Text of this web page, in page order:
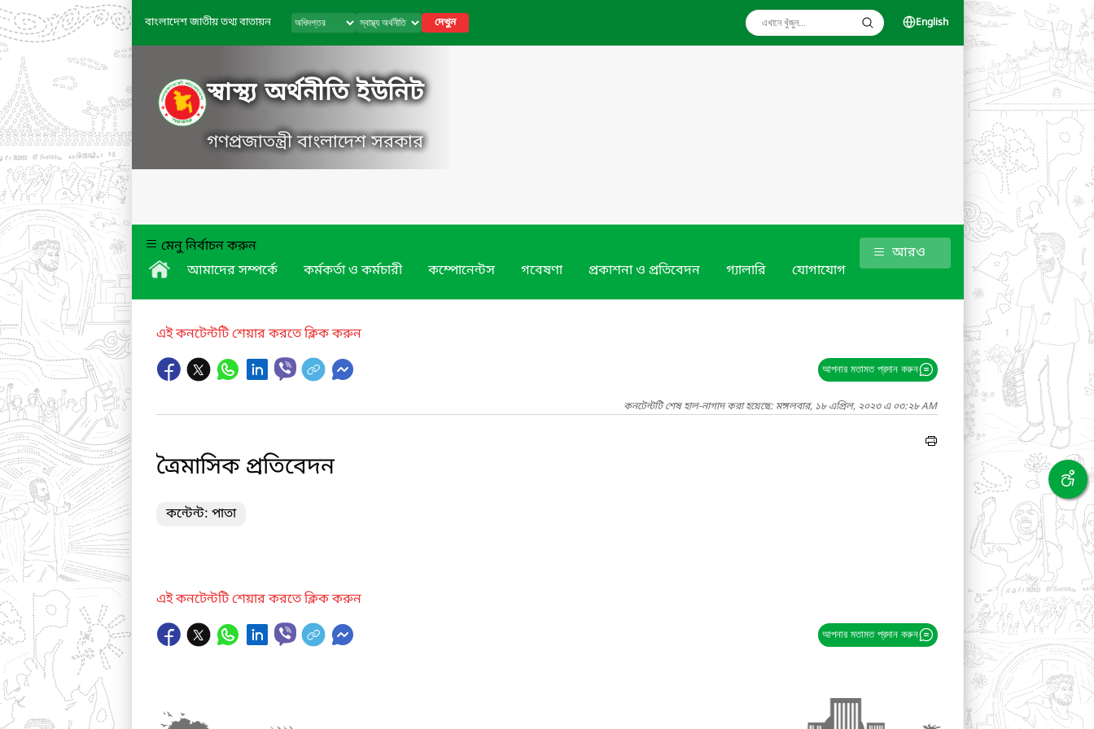
বাংলাদেশ জাতীয় তথ্য বাতায়ন দেখুন English
স্বাস্থ্য অর্থনীতি ইউনিট
গণপ্রজাতন্ত্রী বাংলাদেশ সরকার
মেনু নির্বাচন করুন
আমাদের সম্পর্কে
কর্মকর্তা ও কর্মচারী কম্পোনেন্টস গবেষণা প্রকাশনা ও প্রতিবেদন গ্যালারি যোগাযোগ
আরও
এই কনটেন্টটি শেয়ার করতে ক্লিক করুন
আপনার মতামত প্রদান করুন
কনটেন্টটি শেষ হাল-নাগাদ করা হয়েছে: মঙ্গলবার, ১৮ এপ্রিল, ২০২৩ এ ০৩:২৮ AM
ত্রৈমাসিক প্রতিবেদন
কন্টেন্ট: পাতা
এই কনটেন্টটি শেয়ার করতে ক্লিক করুন
আপনার মতামত প্রদান করুন